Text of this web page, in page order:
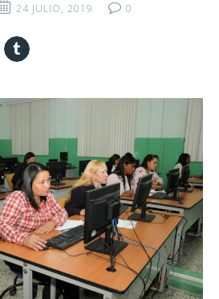
24 JULIO, 2019 0